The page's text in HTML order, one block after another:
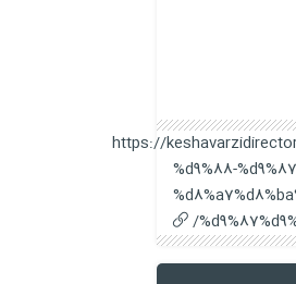
https://
%d9%88-